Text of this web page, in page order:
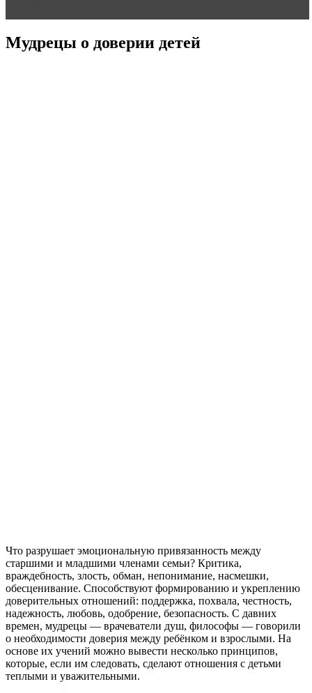
Мудрецы о доверии детей
Что разрушает эмоциональную привязанность между
старшими и младшими членами семьи? Критика,
враждебность, злость, обман, непонимание, насмешки,
обесценивание. Способствуют формированию и укреплению
доверительных отношений: поддержка, похвала, честность,
надежность, любовь, одобрение, безопасность. С давних
времен, мудрецы — врачеватели душ, философы — говорили
о необходимости доверия между ребёнком и взрослыми. На
основе их учений можно вывести несколько принципов,
которые, если им следовать, сделают отношения с детьми
теплыми и уважительными.